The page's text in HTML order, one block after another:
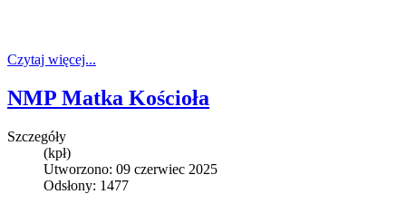
Czytaj więcej...
NMP Matka Kościoła
Szczegóły
(kpł)
Utworzono: 09 czerwiec 2025
Odsłony: 1477